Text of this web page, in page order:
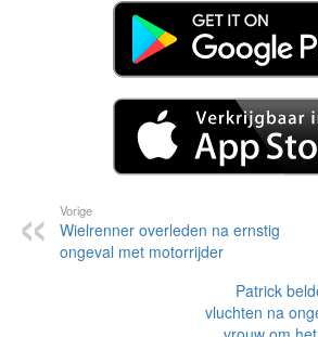
Vorige
Wielrenner overleden na ernstig
ongeval met motorrijder
Patrick
vluchten na